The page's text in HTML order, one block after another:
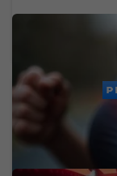
Expertky